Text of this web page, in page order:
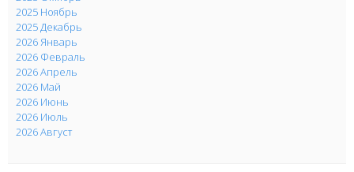
2025 Ноябрь
2025 Декабрь
2026 Январь
2026 Февраль
2026 Апрель
2026 Май
2026 Июнь
2026 Июль
2026 Август